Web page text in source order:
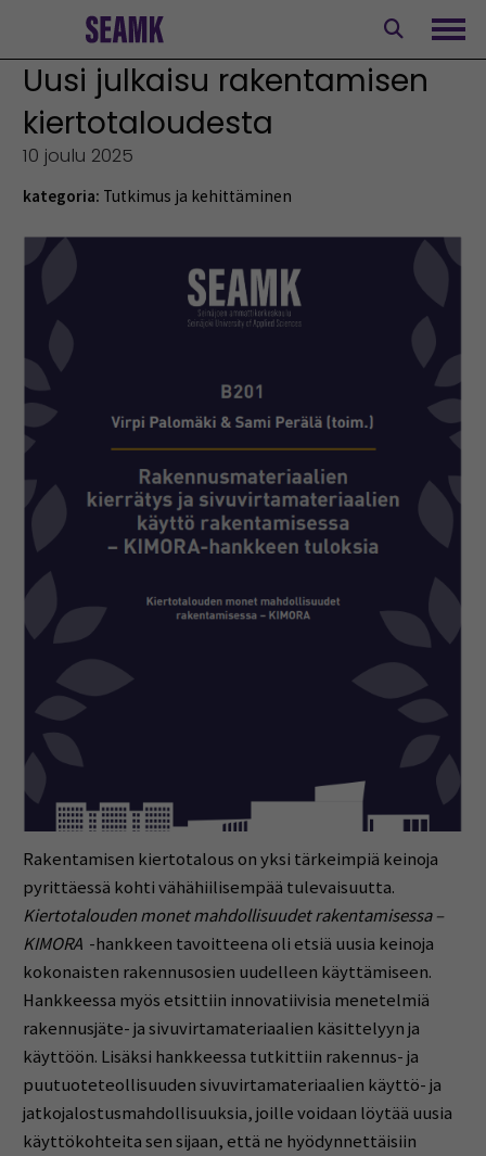
Uusi julkaisu rakentamisen
kiertotaloudesta
10 joulu 2025
kategoria: Tutkimus ja kehittäminen
Rakentamisen kiertotalous on yksi tärkeimpiä keinoja
pyrittäessä kohti vähähiilisempää tulevaisuutta.
Kiertotalouden monet mahdollisuudet rakentamisessa –
KIMORA -hankkeen tavoitteena oli etsiä uusia keinoja
kokonaisten rakennusosien uudelleen käyttämiseen.
Hankkeessa myös etsittiin innovatiivisia menetelmiä
rakennusjäte- ja sivuvirtamateriaalien käsittelyyn ja
käyttöön. Lisäksi hankkeessa tutkittiin rakennus- ja
puutuoteteollisuuden sivuvirtamateriaalien käyttö- ja
jatkojalostusmahdollisuuksia, joille voidaan löytää uusia
käyttökohteita sen sijaan, että ne hyödynnettäisiin